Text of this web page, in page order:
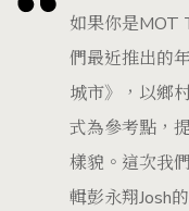
如果你是MOT
們最近推出的
城市》，以鄉
式為參考點，
樣貌。這次我
輯彭永翔Josh